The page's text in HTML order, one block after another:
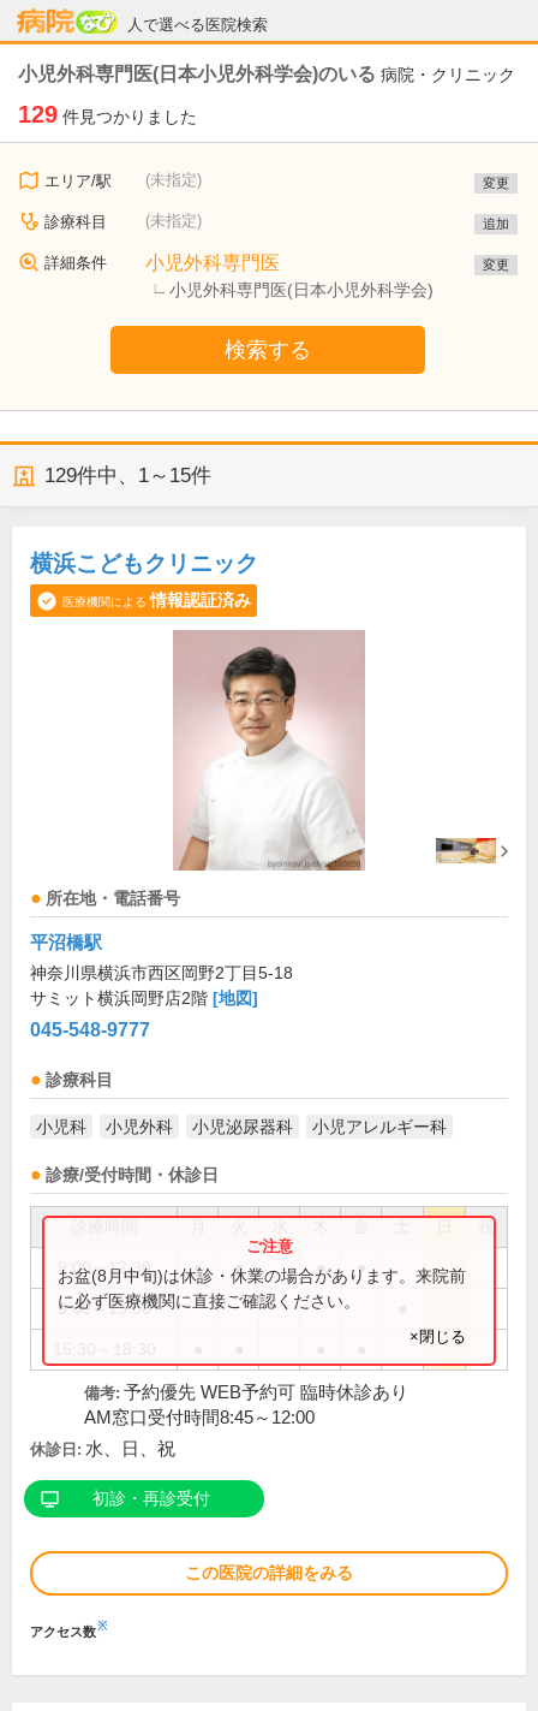
人で選べる医院検索
病院なび
小児外科専門医(日本小児外科学会)のいる 病院・クリニック
129 件見つかりました
エリア/駅 (未指定) 変更
診療科目 (未指定) 追加
詳細条件 小児外科専門医
小児外科専門医(日本小児外科学会)
変更
検索する
129件中、 1～15件
横浜こどもクリニック
医療機関による 情報認証済み
所在地・電話番号
平沼橋駅
神奈川県横浜市西区岡野2丁目5-18
サミット横浜岡野店2階 [地図]
045-548-9777
診療科目
小児科 小児外科 小児泌尿器科 小児アレルギー科
診療/受付時間・休診日
祝
9:00～12:30 ● ● ● ●
9:00～13:00
お盆(8月中旬)は休診・休業の場合があります。来院前
に必ず医療機関に直接ご確認ください。
×閉じる
備考: 予約優先 WEB予約可 臨時休診あり
AM窓口受付時間8:45～12:00
休診日: 水、日、祝
初診・再診受付
この医院の詳細をみる
アクセス数※